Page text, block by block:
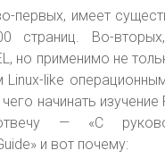
первых, имеет
страниц. Во-
но применимо не
Linux-like
начинать изучение
— «С
и вот почему: